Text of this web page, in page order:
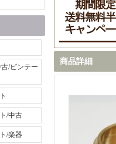
/ビンテー
/中古
/楽器
商品詳細